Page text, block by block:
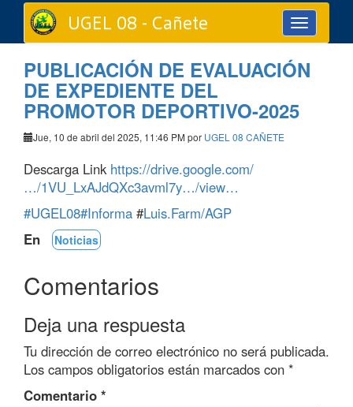
Toggle
navigation
UGEL 08 - Cañete
PUBLICACIÓN DE EVALUACIÓN
DE EXPEDIENTE DEL
PROMOTOR DEPORTIVO-2025
Jue, 10 de abril del 2025, 11:46 PM por UGEL 08 CAÑETE
Descarga Link https://drive.google.com/
…/1VU_LxAJdQXc3avml7y…/view…
#UGEL08#Informa #Luis.Farm/AGP
En
Noticias
Comentarios
Deja una respuesta
Tu dirección de correo electrónico no será publicada.
Los campos obligatorios están marcados con *
Comentario *